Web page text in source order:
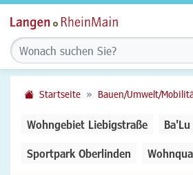
Startseite Bauen/Umwelt/
Wohngebiet Liebigstraße Ba'Lu
Sportpark Oberlinden